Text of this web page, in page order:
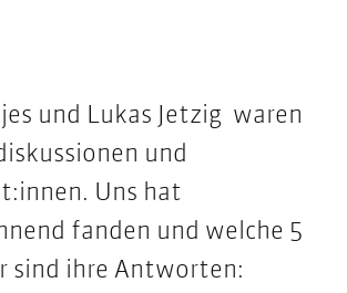
und Lukas Jetzig waren
und
. Uns hat
fanden und welche 5
sind ihre Antworten: